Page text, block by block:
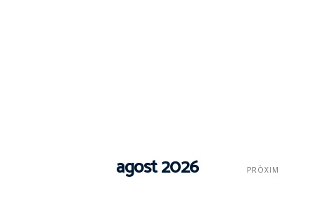
agost 2026 PRÒXIM